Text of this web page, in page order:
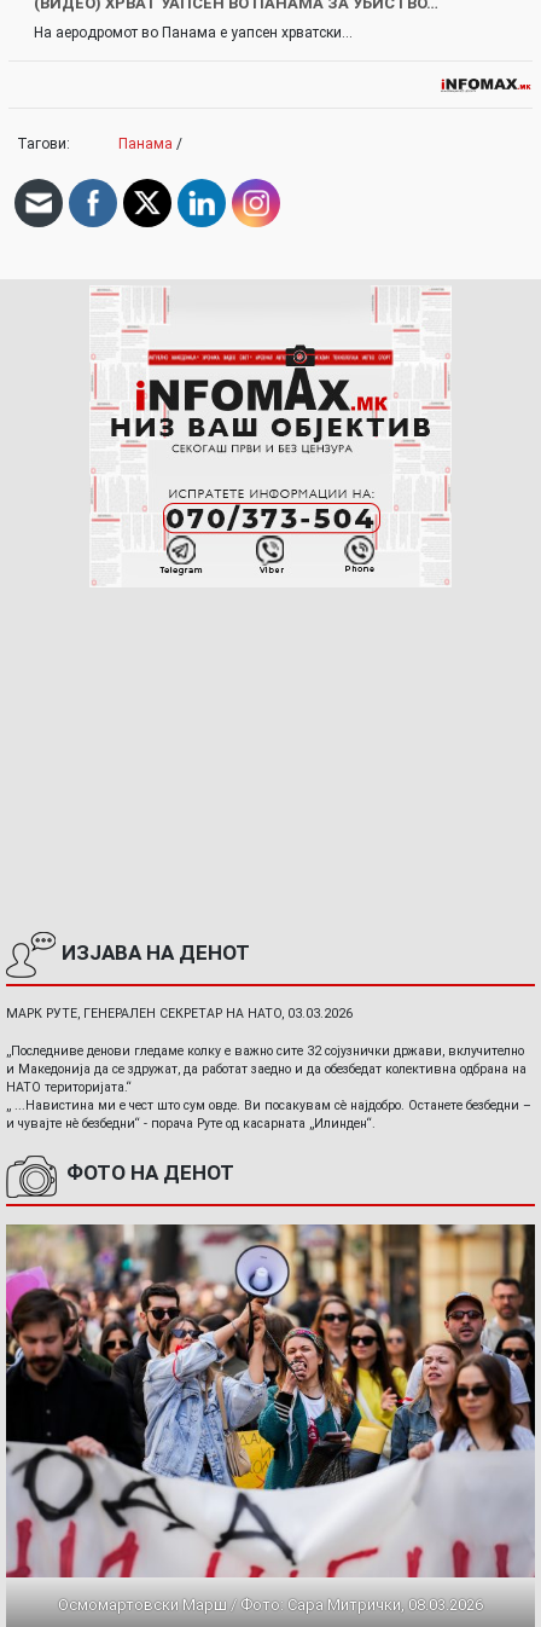
На аеродромот во Панама е уапсен хрватски…
Тагови: Панама /
ИЗЈАВА НА ДЕНОТ
МАРК РУТЕ, ГЕНЕРАЛЕН СЕКРЕТАР НА НАТО, 03.03.2026
„Последниве денови гледаме колку е важно сите 32 сојузнички држави, вклучително
и Македонија да се здружат, да работат заедно и да обезбедат колективна одбрана на
НАТО територијата.“
„ ...Навистина ми е чест што сум овде. Ви посакувам сè најдобро. Останете безбедни –
и чувајте нè безбедни“ - порача Руте од касарната „Илинден“.
ФОТО НА ДЕНОТ
Осмомартовски Марш / Фото: Сара Митрички, 08.03.2026